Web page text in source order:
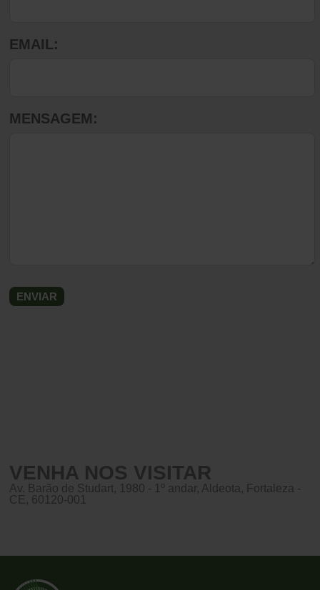
EMAIL:
MENSAGEM:
VENHA NOS VISITAR
Av. Barão de Studart, 1980 - 1º andar, Aldeota, Fortaleza -
CE, 60120-001